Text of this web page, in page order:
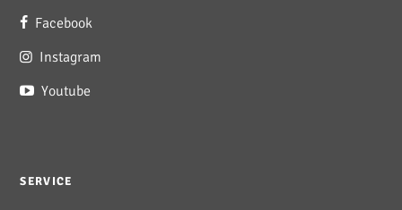
Facebook
Instagram
Youtube
SERVICE